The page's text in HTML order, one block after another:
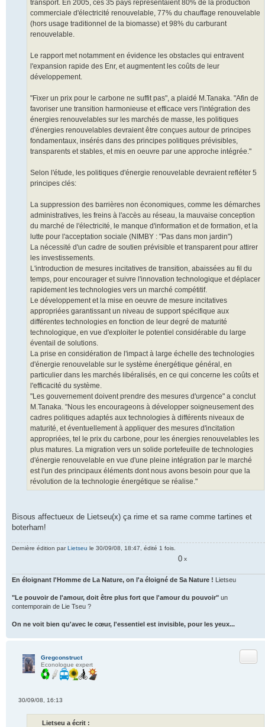
transport. En 2005, ces 35 pays représentaient 80% de la production
commerciale d'électricité renouvelable, 77% du chauffage renouvelable
(hors usage traditionnel de la biomasse) et 98% du carburant
renouvelable.
Le rapport met notamment en évidence les obstacles qui entravent
l'expansion rapide des Enr, et augmentent les coûts de leur
développement.
"Fixer un prix pour le carbone ne suffit pas", a plaidé M.Tanaka. "Afin de
favoriser une transition harmonieuse et efficace vers l'intégration des
énergies renouvelables sur les marchés de masse, les politiques
d'énergies renouvelables devraient être conçues autour de principes
fondamentaux, insérés dans des principes politiques prévisibles,
transparents et stables, et mis en oeuvre par une approche intégrée."
Selon l'étude, les politiques d'énergie renouvelable devraient refléter 5
principes clés:
La suppression des barrières non économiques, comme les démarches
administratives, les freins à l'accès au réseau, la mauvaise conception
du marché de l'électricité, le manque d'information et de formation, et la
lutte pour l'acceptation sociale (NIMBY : "Pas dans mon jardin")
La nécessité d'un cadre de soutien prévisible et transparent pour attirer
les investissements.
L'introduction de mesures incitatives de transition, abaissées au fil du
temps, pour encourager et suivre l'innovation technologique et déplacer
rapidement les technologies vers un marché compétitif.
Le développement et la mise en oeuvre de mesure incitatives
appropriées garantissant un niveau de support spécifique aux
différentes technologies en fonction de leur degré de maturité
technologique, en vue d'exploiter le potentiel considérable du large
éventail de solutions.
La prise en considération de l'impact à large échelle des technologies
d'énergie renouvelable sur le système énergétique général, en
particulier dans les marchés libéralisés, en ce qui concerne les coûts et
l'efficacité du système.
"Les gouvernement doivent prendre des mesures d'urgence" a conclut
M.Tanaka. "Nous les encourageons à développer soigneusement des
cadres politiques adaptés aux technologies à différents niveaux de
maturité, et éventuellement à appliquer des mesures d'incitation
appropriées, tel le prix du carbone, pour les énergies renouvelables les
plus matures. La migration vers un solide portefeuille de technologies
d'énergie renouvelable en vue d'une pleine intégration par le marché
est l'un des principaux éléments dont nous avons besoin pour que la
révolution de la technologie énergétique se réalise."
Bisous affectueux de Lietseu(x) ça rime et sa rame comme tartines et
boterham!
Dernière édition parLietseu le 30/09/08, 18:47, édité 1 fois.
0 x
En éloignant l'Homme de La Nature, on l'a éloigné de Sa Nature ! Lietseu
"Le pouvoir de l'amour, doit être plus fort que l'amour du pouvoir" un
contemporain de Lie Tseu ?
On ne voit bien qu'avec le cœur, l'essentiel est invisible, pour les yeux...
Gregconstruct
Econologue expert
30/09/08, 16:13
Lietseu a écrit :